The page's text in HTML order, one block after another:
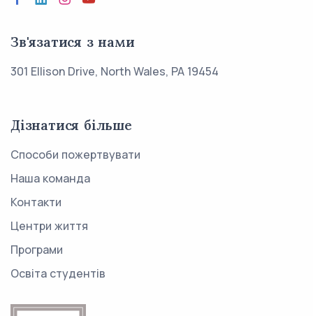
Зв'язатися з нами
301 Ellison Drive, North Wales, PA 19454
Дізнатися більше
Способи пожертвувати
Наша команда
Контакти
Центри життя
Програми
Освіта студентів